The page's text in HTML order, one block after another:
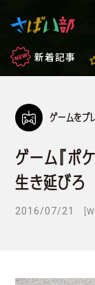
新着記事
マンガ・ア
ゲーム
フィールド
ゲームをプ
ゲーム『ポ
生き延びろ
2016/07/21